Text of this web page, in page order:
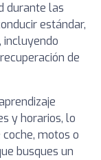
durante las
estándar,
incluyendo
de
y horarios, lo
motos o
busques un